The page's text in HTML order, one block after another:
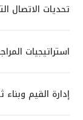
تحديات الاتصال
استراتيجيات
إدارة القيم